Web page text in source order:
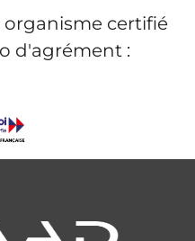
organisme certifié
d'agrément :